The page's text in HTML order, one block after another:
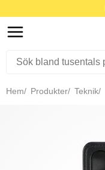
Hem Produkter Teknik